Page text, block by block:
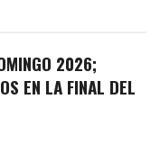
2026;
EN LA FINAL DEL